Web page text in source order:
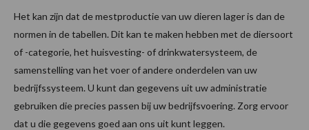
Het kan zijn dat de mestproductie van uw dieren lager is dan de
normen in de tabellen. Dit kan te maken hebben met de diersoort
of -categorie, het huisvesting- of drinkwatersysteem, de
samenstelling van het voer of andere onderdelen van uw
bedrijfssysteem. U kunt dan gegevens uit uw administratie
gebruiken die precies passen bij uw bedrijfsvoering. Zorg ervoor
dat u die gegevens goed aan ons uit kunt leggen.